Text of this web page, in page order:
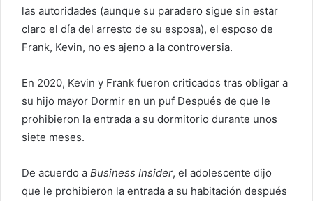
las autoridades (aunque su paradero sigue sin estar
claro el día del arresto de su esposa), el esposo de
Frank, Kevin, no es ajeno a la controversia.
En 2020, Kevin y Frank fueron criticados tras obligar a
su hijo mayor Dormir en un puf Después de que le
prohibieron la entrada a su dormitorio durante unos
siete meses.
De acuerdo a Business Insider, el adolescente dijo
que le prohibieron la entrada a su habitación después